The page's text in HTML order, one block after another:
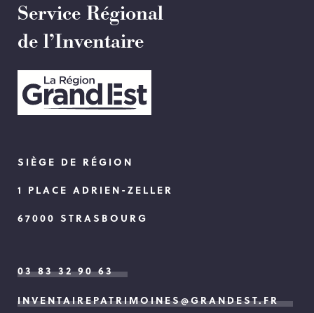
Service Régional
de l’Inventaire
SIÈGE DE RÉGION
1 PLACE ADRIEN-ZELLER
67000 STRASBOURG
03 83 32 90 63
INVENTAIREPATRIMOINES@GRANDEST.FR